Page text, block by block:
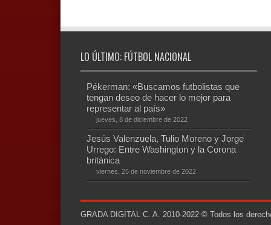
LO ÚLTIMO: FÚTBOL NACIONAL
Pékerman: «Buscamos futbolistas que
tengan deseo de hacer lo mejor para
representar al país»
jueves, 8 de diciembre de 2022
Jesús Valenzuela, Tulio Moreno y Jorge
Urrego: Entre Washington y la Corona
británica
viernes, 25 de noviembre de 2022
GRADA DIGITAL C. A. 2010-2022 © Todos los